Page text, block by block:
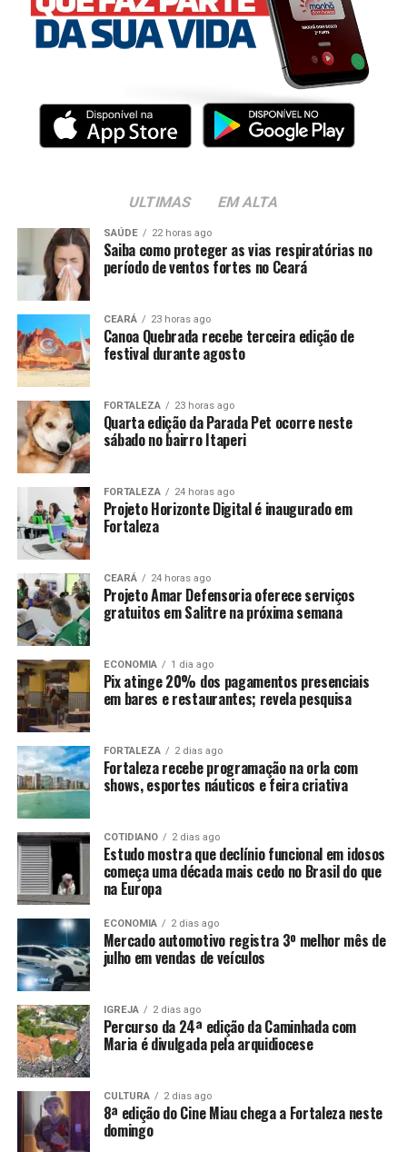
ULTIMAS EM ALTA
SAÚDE 22 horas ago
Saiba como proteger as vias respiratórias no
período de ventos fortes no Ceará
CEARÁ 23 horas ago
Canoa Quebrada recebe terceira edição de
festival durante agosto
FORTALEZA 23 horas ago
Quarta edição da Parada Pet ocorre neste
sábado no bairro Itaperi
FORTALEZA 24 horas ago
Projeto Horizonte Digital é inaugurado em
Fortaleza
CEARÁ 24 horas ago
Projeto Amar Defensoria oferece serviços
gratuitos em Salitre na próxima semana
ECONOMIA 1 dia ago
Pix atinge 20% dos pagamentos presenciais
em bares e restaurantes; revela pesquisa
FORTALEZA 2 dias ago
Fortaleza recebe programação na orla com
shows, esportes náuticos e feira criativa
COTIDIANO 2 dias ago
Estudo mostra que declínio funcional em idosos
começa uma década mais cedo no Brasil do que
na Europa
ECONOMIA 2 dias ago
Mercado automotivo registra 3º melhor mês de
julho em vendas de veículos
IGREJA 2 dias ago
Percurso da 24ª edição da Caminhada com
Maria é divulgada pela arquidiocese
CULTURA 2 dias ago
8ª edição do Cine Miau chega a Fortaleza neste
domingo